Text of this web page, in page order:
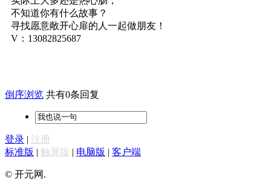
不知道你有什么故事？
寻找愿意敞开心扉的人一起做朋友！
V：13082825687
倒序浏览 共有0条回复
登录 | 注册
标准版 | 触屏版 | 电脑版 | 客户端
© 开元网.